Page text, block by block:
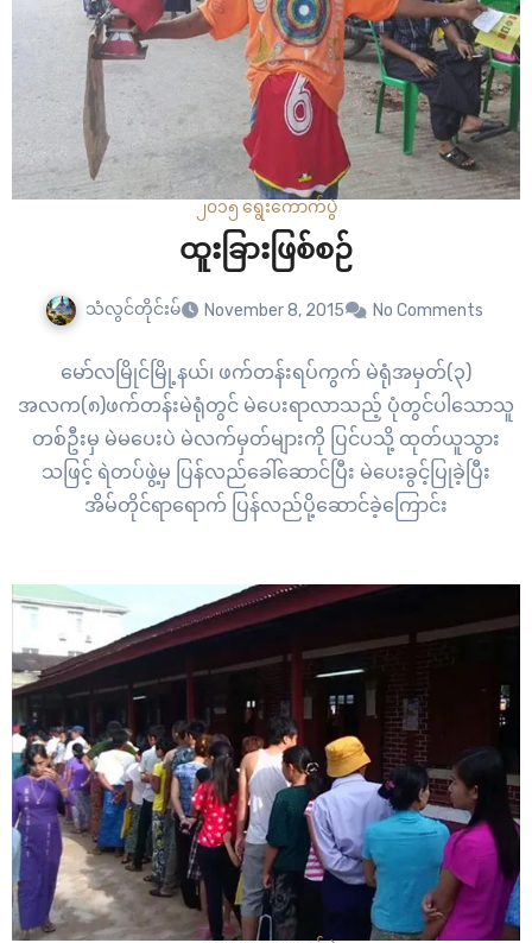
၂၀၁၅ ရွေးကောက်ပွဲ
ထူးခြားဖြစ်စဉ်
သံလွင်တိုင်းမ် November 8, 2015 No Comments
မော်လမြိုင်မြို့နယ်၊ ဖက်တန်းရပ်ကွက် မဲရုံအမှတ်(၃)
အလက(၈)ဖက်တန်းမဲရုံတွင် မဲပေးရာလာသည့် ပုံတွင်ပါသောသူ
တစ်ဦးမှ မဲမပေးပဲ မဲလက်မှတ်များကို ပြင်ပသို့ ထုတ်ယူသွား
သဖြင့် ရဲတပ်ဖွဲ့မှ ပြန်လည်ခေါ်ဆောင်ပြီး မဲပေးခွင့်ပြုခဲ့ပြီး
အိမ်တိုင်ရာရောက် ပြန်လည်ပို့ဆောင်ခဲ့ကြောင်း